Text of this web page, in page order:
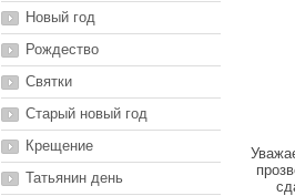
Новый год
Рождество
Святки
Старый новый год
Крещение
Татьянин день